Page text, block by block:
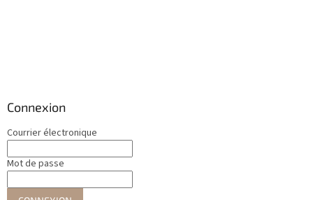
Connexion
Courrier électronique
Mot de passe